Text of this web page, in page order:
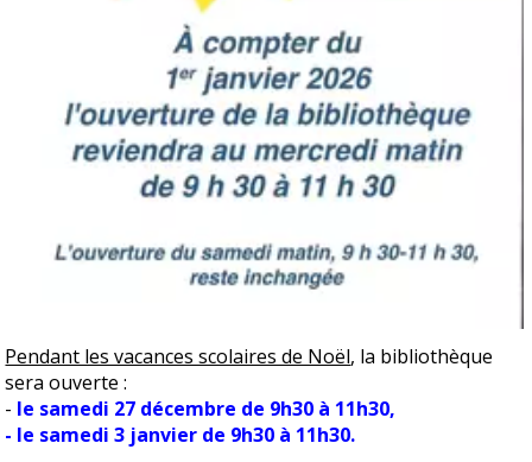
Pendant les vacances scolaires de Noël, la bibliothèque
sera ouverte :
- le samedi 27 décembre de 9h30 à 11h30,
- le samedi 3 janvier de 9h30 à 11h30.